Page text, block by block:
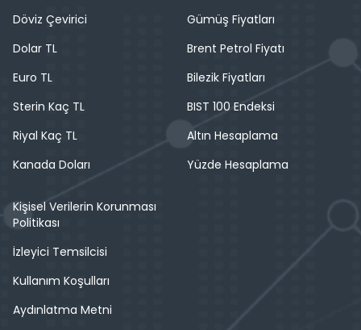
Döviz Çevirici
Dolar TL
Euro TL
Sterin Kaç TL
Riyal Kaç TL
Kanada Doları
Gümüş Fiyatları
Brent Petrol Fiyatı
Bilezik Fiyatları
BIST 100 Endeksi
Altın Hesaplama
Yüzde Hesaplama
Kişisel Verilerin Korunması
Politikası
İzleyici Temsilcisi
Kullanım Koşulları
Aydınlatma Metni